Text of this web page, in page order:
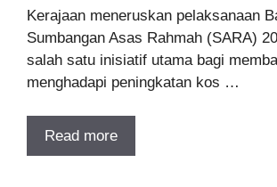
Kerajaan meneruskan pelaksanaan
Sumbangan Asas Rahmah (SARA)
salah satu inisiatif utama bagi
menghadapi peningkatan kos …
Read more